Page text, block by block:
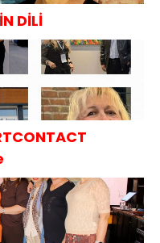
DİLİ